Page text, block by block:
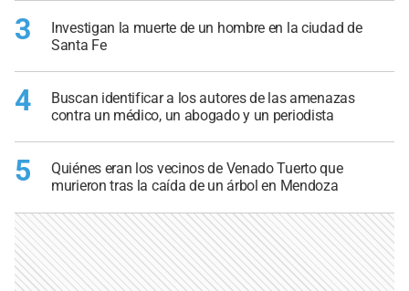
3
Investigan la muerte de un hombre en la ciudad de
Santa Fe
4
Buscan identificar a los autores de las amenazas
contra un médico, un abogado y un periodista
5
Quiénes eran los vecinos de Venado Tuerto que
murieron tras la caída de un árbol en Mendoza